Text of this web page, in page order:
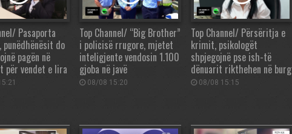
Pasaporta
do
pagën në
për vendet e lira
Top Channel/ “Big Brother”
i policisë rrugore, mjetet
inteligjente vendosin 1.100
gjoba në javë
08/08 15:20
Top Channel/ Përsëritja e
krimit, psikologët
shpjegojnë pse ish-të
dënuarit rikthehen në burg
08/08 15:15